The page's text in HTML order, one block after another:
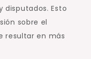
disputados. Esto
sobre el
resultar en más